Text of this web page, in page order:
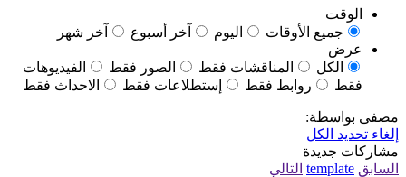
الوقت
جميع الأوقات
اليوم آخر أسبوع
آخر شهر
عرض
الكل
المناقشات فقط الصور فقط
الفيديوهات
فقط
روابط فقط إستطلاعات فقط الاحداث فقط
مصفى بواسطة:
إلغاء تحديد الكل
مشاركات جديدة
السابق template التالي